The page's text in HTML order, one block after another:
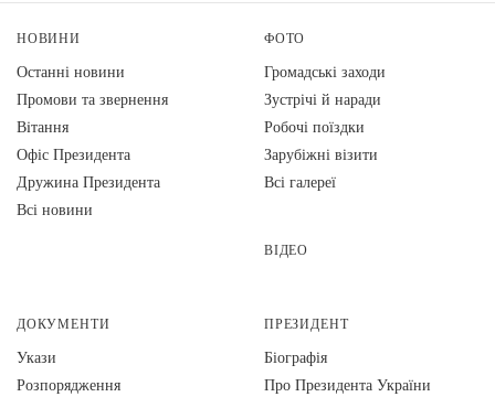
НОВИНИ
Останні новини
Промови та звернення
Вiтання
Офіс Президента
Дружина Президента
Всі новини
ФОТО
Громадські заходи
Зустрічі й наради
Робочі поїздки
Зарубіжні візити
Всі галереї
ВІДЕО
ДОКУМЕНТИ
Укази
Розпорядження
ПРЕЗИДЕНТ
Біографія
Про Президента України